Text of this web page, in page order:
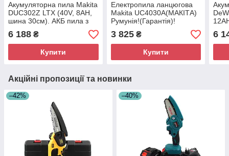
Акумуляторна пила Makita
DUC302Z LTX (40V, 8AH,
шина 30см). АКБ пила з
безключовою натяжкою
ланцюга
6 188 ₴
Купити
Електропила ланцюгова
Makita UC4030A(МАКІТА)
Румунія!(Гарантія)!
3 825₴
Купити
6
Акційні пропозиції та новинки
–42% –40%